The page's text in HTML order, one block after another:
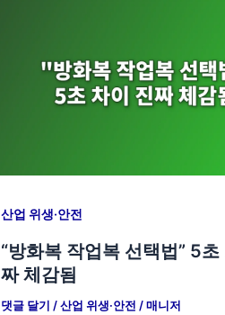
산업 위생·안전
“방화복 작업복 선택법” 5초
짜 체감됨
댓글 달기 /산업 위생·안전 /매니저